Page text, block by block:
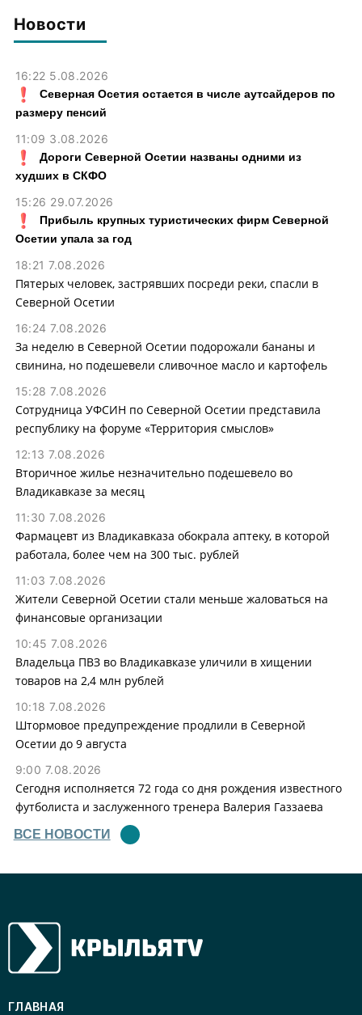
Новости
16:22 5.08.2026
Северная Осетия остается в числе аутсайдеров по
размеру пенсий
11:09 3.08.2026
Дороги Северной Осетии названы одними из
худших в СКФО
15:26 29.07.2026
Прибыль крупных туристических фирм Северной
Осетии упала за год
18:21 7.08.2026
Пятерых человек, застрявших посреди реки, спасли в
Северной Осетии
16:24 7.08.2026
За неделю в Северной Осетии подорожали бананы и
свинина, но подешевели сливочное масло и картофель
15:28 7.08.2026
Сотрудница УФСИН по Северной Осетии представила
республику на форуме «Территория смыслов»
12:13 7.08.2026
Вторичное жилье незначительно подешевело во
Владикавказе за месяц
11:30 7.08.2026
Фармацевт из Владикавказа обокрала аптеку, в которой
работала, более чем на 300 тыс. рублей
11:03 7.08.2026
Жители Северной Осетии стали меньше жаловаться на
финансовые организации
10:45 7.08.2026
Владельца ПВЗ во Владикавказе уличили в хищении
товаров на 2,4 млн рублей
10:18 7.08.2026
Штормовое предупреждение продлили в Северной
Осетии до 9 августа
9:00 7.08.2026
Сегодня исполняется 72 года со дня рождения известного
футболиста и заслуженного тренера Валерия Газзаева
ВСЕ НОВОСТИ
ГЛАВНАЯ